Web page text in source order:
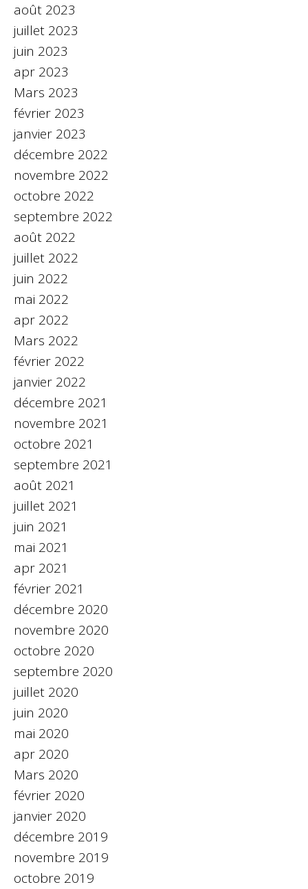
août 2023
juillet 2023
juin 2023
apr 2023
Mars 2023
février 2023
janvier 2023
décembre 2022
novembre 2022
octobre 2022
septembre 2022
août 2022
juillet 2022
juin 2022
mai 2022
apr 2022
Mars 2022
février 2022
janvier 2022
décembre 2021
novembre 2021
octobre 2021
septembre 2021
août 2021
juillet 2021
juin 2021
mai 2021
apr 2021
février 2021
décembre 2020
novembre 2020
octobre 2020
septembre 2020
juillet 2020
juin 2020
mai 2020
apr 2020
Mars 2020
février 2020
janvier 2020
décembre 2019
novembre 2019
octobre 2019